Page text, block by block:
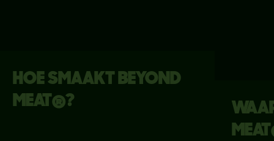
SMAAKT BEYOND
WAAR
MEAT®